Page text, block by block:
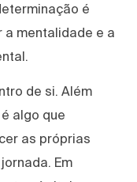
é
a mentalidade e a
de si. Além
algo que
as próprias
Em